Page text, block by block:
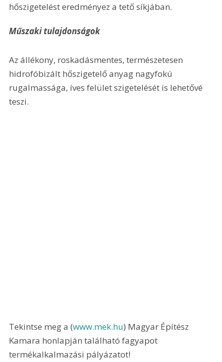
hőszigetelést eredményez a tető síkjában.
Műszaki tulajdonságok
Az állékony, roskadásmentes, természetesen
hidrofóbizált hőszigetelő anyag nagyfokú
rugalmassága, íves felület szigetelését is lehetővé
teszi.
Tekintse meg a (www.mek.hu) Magyar Építész
Kamara honlapján található fagyapot
termékalkalmazási pályázatot!